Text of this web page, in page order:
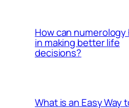
How can numerology
in making better life
decisions?
What is an Easy Way